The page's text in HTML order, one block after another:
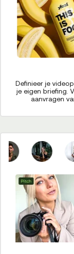
Definieer je
je eigen briefing.
aanvragen